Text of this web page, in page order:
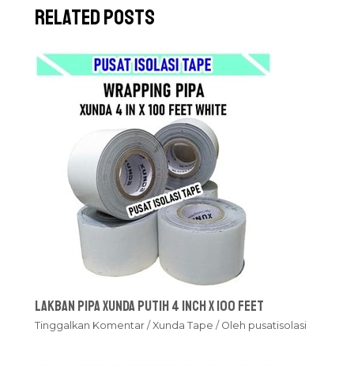
Related Posts
Lakban Pipa Xunda Putih 4 inch x 100 feet
Tinggalkan Komentar /Xunda Tape / Oleh pusatisolasi